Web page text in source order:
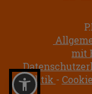
mit
Politik